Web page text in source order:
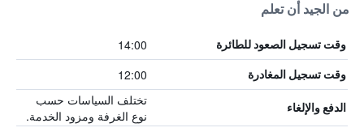
من الجيد أن تعلم
وقت تسجيل الصعود للطائرة 14:00
وقت تسجيل المغادرة 12:00
الدفع والإلغاء
تختلف السياسات حسب
نوع الغرفة ومزود الخدمة.